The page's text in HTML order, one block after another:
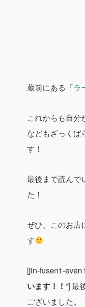
蔵前にある「ラ
これからも自分
などもざっくば
す！
最後まで読んで
た！
ぜひ、このお店
す
[jin-fusen1-even
います！！ “]最
ございました。